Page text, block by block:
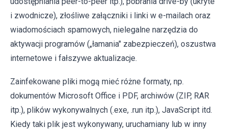
i zwodnicze), złośliwe załączniki i linki w e-mailach oraz
wiadomościach spamowych, nielegalne narzędzia do
aktywacji programów („łamania" zabezpieczeń), oszustwa
internetowe i fałszywe aktualizacje.
Zainfekowane pliki mogą mieć różne formaty, np.
dokumentów Microsoft Office i PDF, archiwów (ZIP, RAR
itp.), plików wykonywalnych (.exe, .run itp.), JavaScript itd.
Kiedy taki plik jest wykonywany, uruchamiany lub w inny